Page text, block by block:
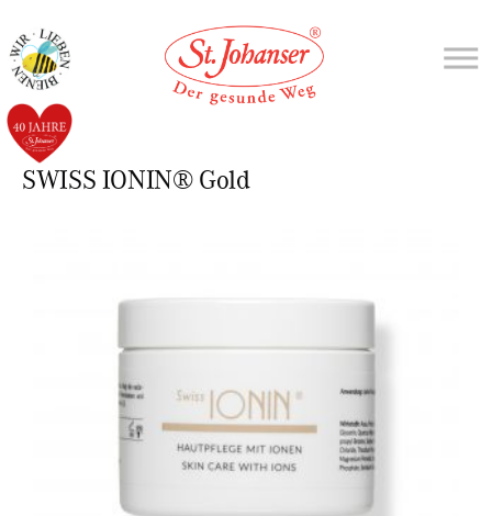
SWISS IONIN® Gold